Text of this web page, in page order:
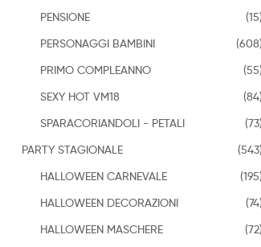
PENSIONE
(15)
PERSONAGGI BAMBINI
(608)
PRIMO COMPLEANNO
(55)
SEXY HOT VM18
(84)
SPARACORIANDOLI - PETALI
(73)
PARTY STAGIONALE
(543)
HALLOWEEN CARNEVALE
(195)
HALLOWEEN DECORAZIONI
(74)
HALLOWEEN MASCHERE
(72)